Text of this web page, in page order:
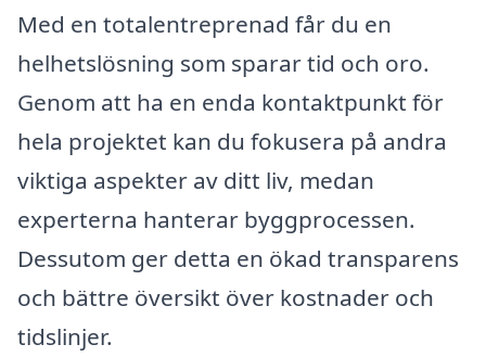
Med en totalentreprenad får du en
helhetslösning som sparar tid och oro.
Genom att ha en enda kontaktpunkt för
hela projektet kan du fokusera på andra
viktiga aspekter av ditt liv, medan
experterna hanterar byggprocessen.
Dessutom ger detta en ökad transparens
och bättre översikt över kostnader och
tidslinjer.